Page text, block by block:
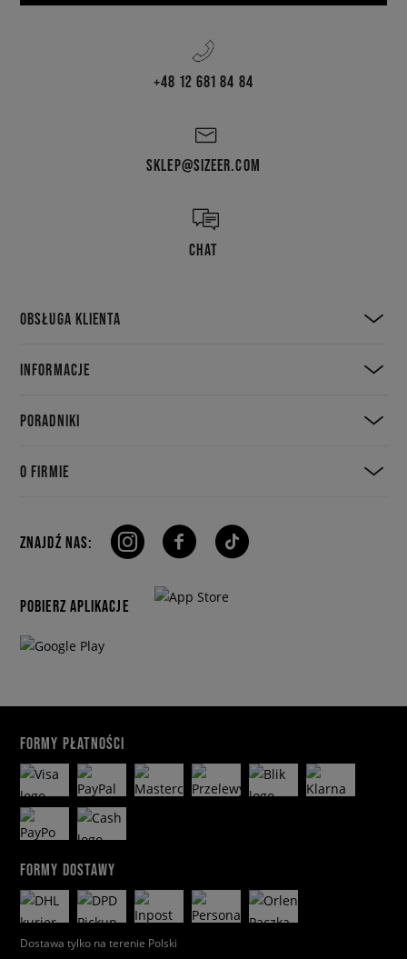
+48 12 681 84 84
SKLEP@SIZEER.COM
CHAT
OBSŁUGA KLIENTA
INFORMACJE
PORADNIKI
O FIRMIE
ZNAJDŹ NAS:
POBIERZ APLIKACJE
FORMY PŁATNOŚCI
FORMY DOSTAWY
Dostawa tylko na terenie Polski